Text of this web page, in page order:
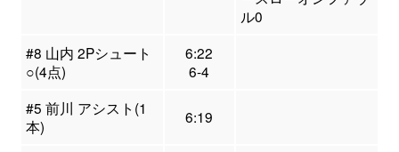
ル0
#8 山内 2Pシュート
○(4点)
6:22
6-4
#5 前川 アシスト(1
本)
6:19